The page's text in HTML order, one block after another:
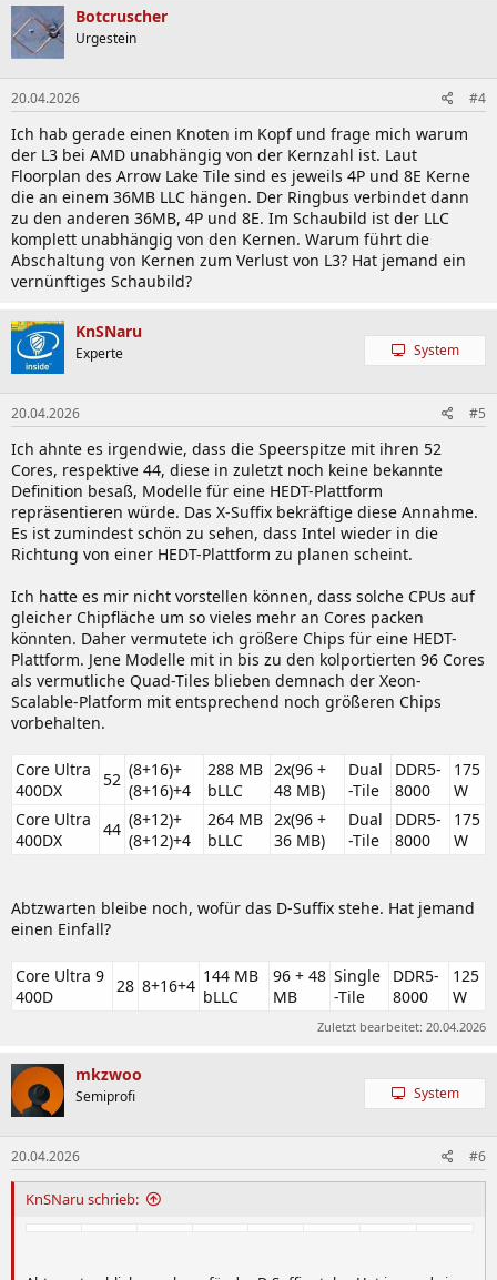
k
t
i
o
n
e
n
:
Botcruscher
Urgestein
20.04.2026 #4
Ich hab gerade einen Knoten im Kopf und frage mich warum
der L3 bei AMD unabhängig von der Kernzahl ist. Laut
Floorplan des Arrow Lake Tile sind es jeweils 4P und 8E Kerne
die an einem 36MB LLC hängen. Der Ringbus verbindet dann
zu den anderen 36MB, 4P und 8E. Im Schaubild ist der LLC
komplett unabhängig von den Kernen. Warum führt die
Abschaltung von Kernen zum Verlust von L3? Hat jemand ein
vernünftiges Schaubild?
KnSNaru
Experte System
20.04.2026 #5
Ich ahnte es irgendwie, dass die Speerspitze mit ihren 52
Cores, respektive 44, diese in zuletzt noch keine bekannte
Definition besaß, Modelle für eine HEDT-Plattform
repräsentieren würde. Das X-Suffix bekräftige diese Annahme.
Es ist zumindest schön zu sehen, dass Intel wieder in die
Richtung von einer HEDT-Plattform zu planen scheint.
Ich hatte es mir nicht vorstellen können, dass solche CPUs auf
gleicher Chipfläche um so vieles mehr an Cores packen
könnten. Daher vermutete ich größere Chips für eine HEDT-
Plattform. Jene Modelle mit in bis zu den kolportierten 96 Cores
als vermutliche Quad-Tiles blieben demnach der Xeon-
Scalable-Platform mit entsprechend noch größeren Chips
vorbehalten.
Core Ultra
400DX
52 (8+16)+
(8+16)+4
288 MB
bLLC
2x(96 +
48 MB)
Dual
-Tile
DDR5-
8000
175
W
Core Ultra
400DX
44 (8+12)+
(8+12)+4
264 MB
bLLC
2x(96 +
36 MB)
Dual
-Tile
DDR5-
8000
175
W
Abtzwarten bleibe noch, wofür das D-Suffix stehe. Hat jemand
einen Einfall?
Core Ultra 9
400D
28 8+16+4 144 MB
bLLC
96 + 48
MB
Single
-Tile
DDR5-
8000
125
W
Zuletzt bearbeitet: 20.04.2026
mkzwoo
Semiprofi System
20.04.2026 #6
KnSNaru schrieb: